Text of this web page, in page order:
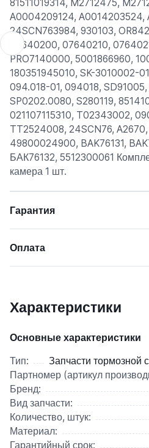
81511019314, M2712475,
A0004209124, A0014203524,
24SCN763984, 930103,
07640200, 07640210,
PRO7140000, 5001866960,
180351945010, SK-3010002-
094.018-01, 094018,
SP0202.0080, S280119,
021107115310, T02343002,
TT2524008, 24SCN76,
49800024900, BAK76131,
БАК76132, 5512300061
камера 1 шт.
Гарантия
Оплата
Характеристики
Основные характеристики
Тип:
Запчасти тормозной
Партномер (артикул
Бренд:
Вид запчасти:
Количество, штук:
Материал:
Гарантийный срок: